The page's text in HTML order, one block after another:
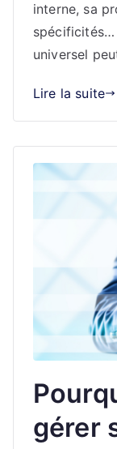
interne, sa
spécificités…
universel
Lire la suite
gérer